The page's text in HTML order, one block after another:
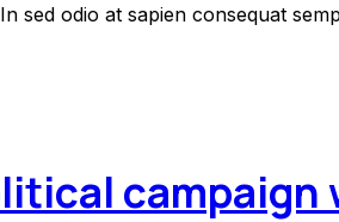
sed odio at sapien consequat
campaign